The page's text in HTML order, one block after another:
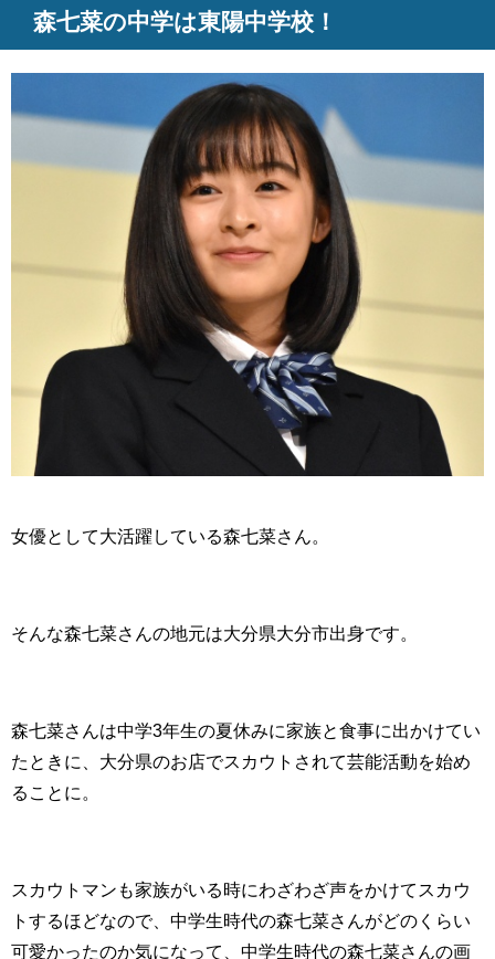
森七菜の中学は東陽中学校！
女優として大活躍している森七菜さん。
そんな森七菜さんの地元は大分県大分市出身です。
森七菜さんは中学3年生の夏休みに家族と食事に出かけてい
たときに、大分県のお店でスカウトされて芸能活動を始め
ることに。
スカウトマンも家族がいる時にわざわざ声をかけてスカウ
トするほどなので、中学生時代の森七菜さんがどのくらい
可愛かったのか気になって、中学生時代の森七菜さんの画